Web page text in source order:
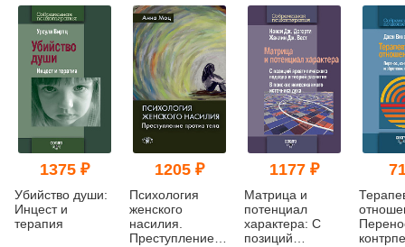
1375 ₽
Убийство души:
Инцест и
терапия
1205 ₽
Психология
женского
насилия.
Преступление
1177 ₽
Матрица и
потенциал
характера: С
позиций